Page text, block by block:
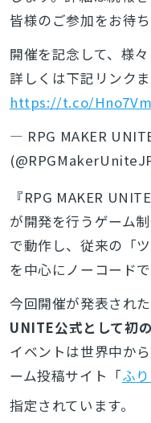
皆様のご参加をお待
開催を記念して、様
詳しくは下記リンク
https://t.co/
— RPG MAKER
『RPG MAKER
が開発を行うゲーム
で動作し、従来の「
を中心にノーコード
今回開催が発表された
UNITE公式として初
イベントは世界中から
ーム投稿サイト「ふ
指定されています。